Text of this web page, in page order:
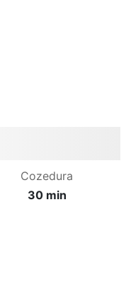
Cozedura
30 min